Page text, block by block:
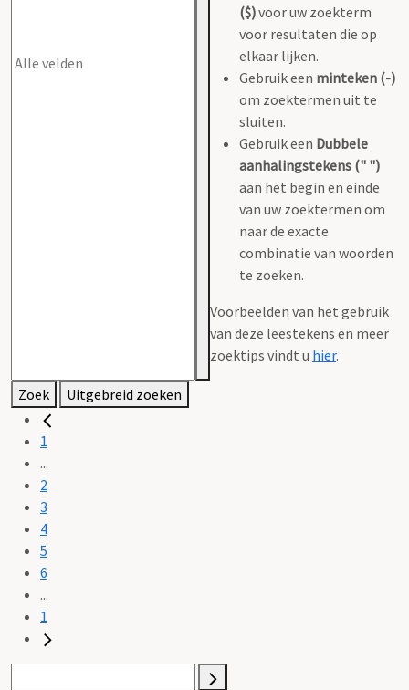
($)voor uw zoekterm
voor resultaten die op
elkaar lijken.
Gebruik een minteken (-)
om zoektermen uit te
sluiten.
Gebruik een Dubbele
aanhalingstekens (" ")
aan het begin en einde
van uw zoektermen om
naar de exacte
combinatie van woorden
te zoeken.
Voorbeelden van het gebruik
van deze leestekens en meer
zoektips vindt u hier.
Zoek Uitgebreid zoeken
1
...
2
3
4
5
6
...
1